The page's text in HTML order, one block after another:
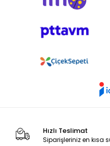
Hızlı Teslimat
Siparişleriniz en kısa